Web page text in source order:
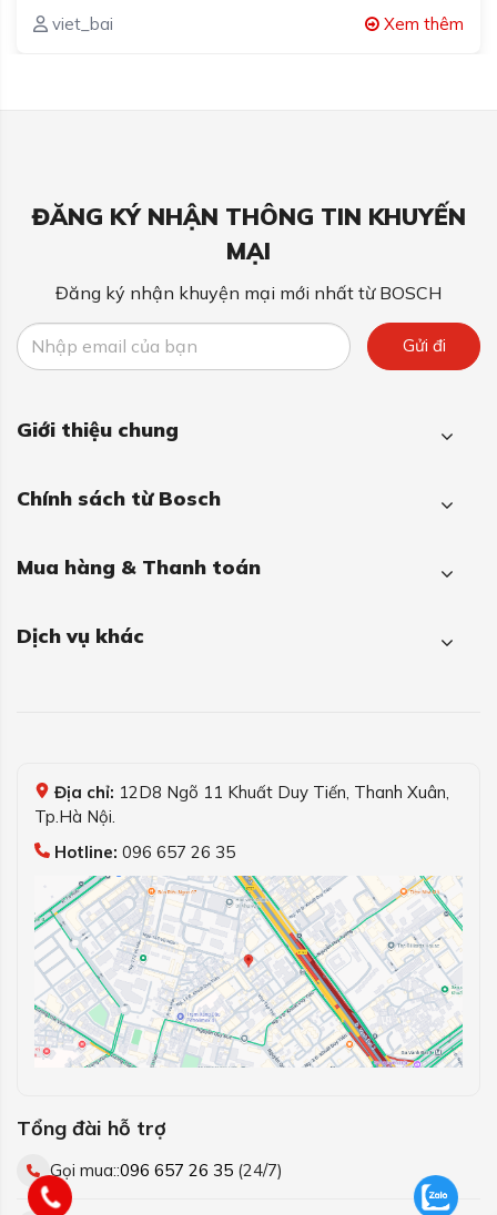
viet_bai
Xem thêm
ĐĂNG KÝ NHẬN THÔNG TIN KHUYẾN
MẠI
Đăng ký nhận khuyện mại mới nhất từ BOSCH
Gửi đi
Giới thiệu chung
Chính sách từ Bosch
Mua hàng & Thanh toán
Dịch vụ khác
Địa chỉ: 12D8 Ngõ 11 Khuất Duy Tiến, Thanh Xuân,
Tp.Hà Nội.
Hotline: 096 657 26 35
Tổng đài hỗ trợ
Gọi mua::096 657 26 35 (24/7)